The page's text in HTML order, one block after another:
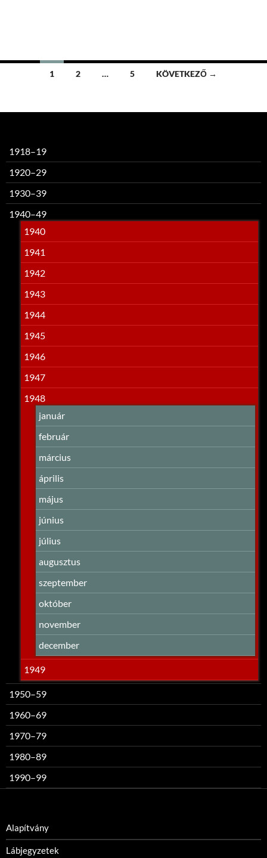
Bejegyzések
1 2 … 5 KÖVETKEZŐ →
1918–19
1920–29
1930–39
1940–49
1940
1941
1942
1943
1944
1945
1946
1947
1948
január
február
március
április
május
június
július
augusztus
szeptember
október
november
december
1949
1950–59
1960–69
1970–79
1980–89
1990–99
Alapítvány
Lábjegyzetek